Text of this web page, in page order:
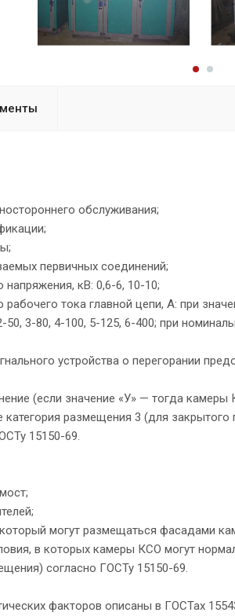
обслуживания;
первичных соединений;
кВ: 0,6-6, 10-10;
тока главной цепи, А: при
50, 3-80, 4-100, 5-125, 6-400; при
устройства о перегорании
(если значение «У» — тогда
категория размещения 3 (для
15150-69.
могут размещаться фасадами
в которых камеры КСО могут
согласно ГОСТу 15150-69.
факторов описаны в ГОСТах